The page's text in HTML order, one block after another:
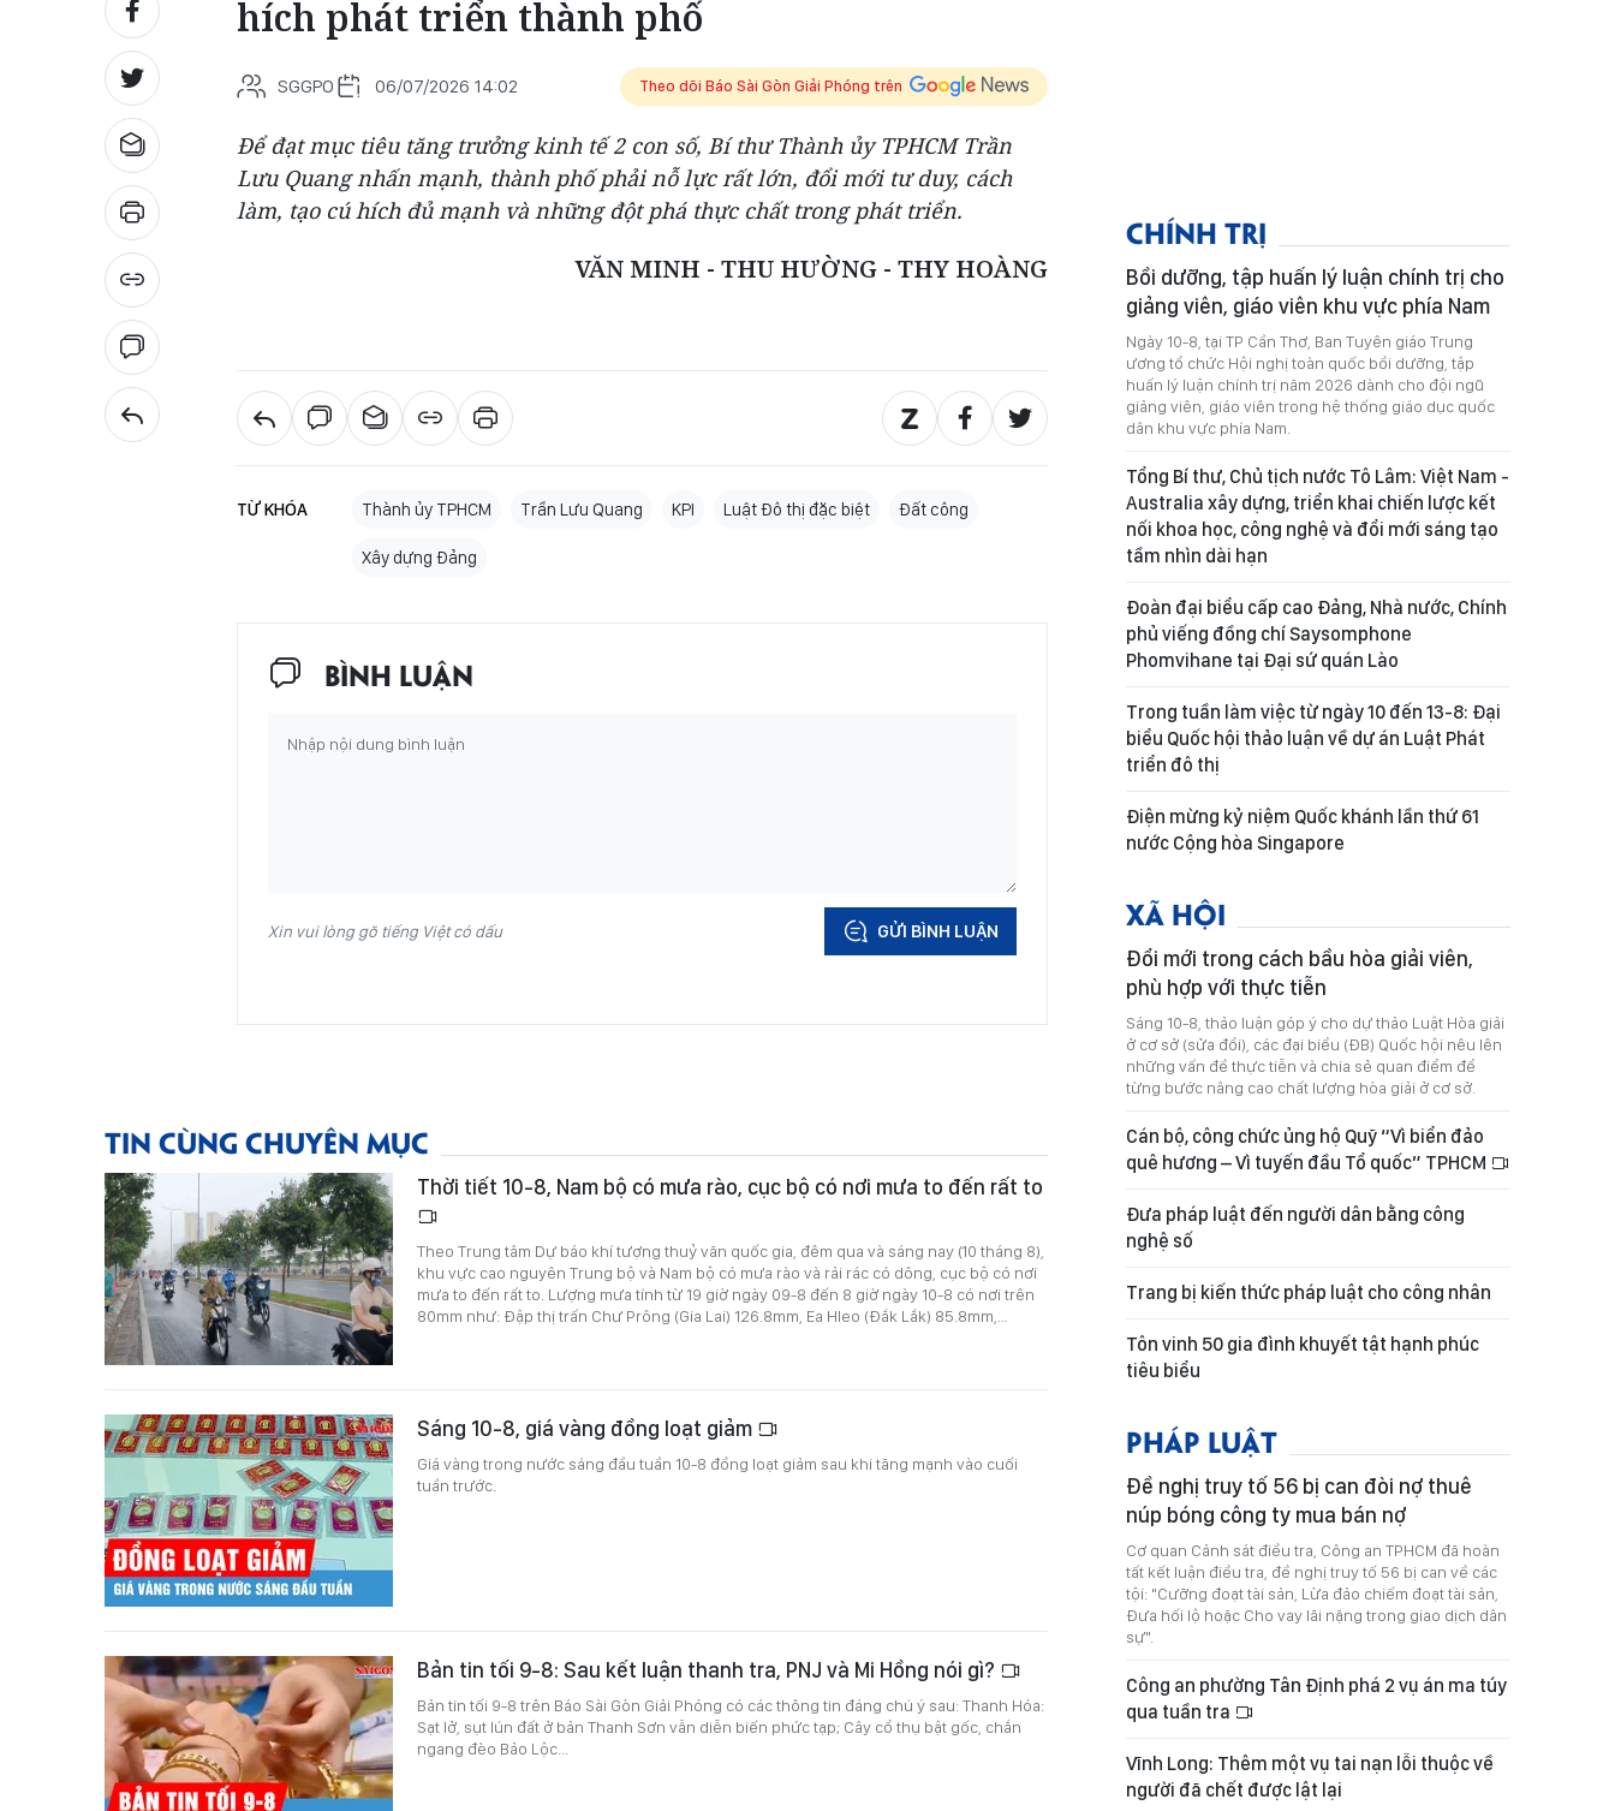
hích phát triển thành phố
SGGPO 06/07/2026 14:02 Theo dõi Báo Sài Gòn Giải Phóng trên
Để đạt mục tiêu tăng trưởng kinh tế 2 con số, Bí thư Thành ủy TPHCM Trần
Lưu Quang nhấn mạnh, thành phố phải nỗ lực rất lớn, đổi mới tư duy, cách
làm, tạo cú hích đủ mạnh và những đột phá thực chất trong phát triển.
VĂN MINH - THU HƯỜNG - THY HOÀNG
TỪ KHÓA Thành ủy TPHCM Trần Lưu Quang KPI Luật Đô thị đặc biệt Đất công
Xây dựng Đảng
BÌNH LUẬN
Xin vui lòng gõ tiếng Việt có dấu GỬI BÌNH LUẬN
TIN CÙNG CHUYÊN MỤC
Thời tiết 10-8, Nam bộ có mưa rào, cục bộ có nơi mưa to đến rất to
Theo Trung tâm Dự báo khí tượng thuỷ văn quốc gia, đêm qua và sáng nay (10 tháng 8),
khu vực cao nguyên Trung bộ và Nam bộ có mưa rào và rải rác có dông, cục bộ có nơi
mưa to đến rất to. Lượng mưa tính từ 19 giờ ngày 09-8 đến 8 giờ ngày 10-8 có nơi trên
80mm như: Đập thị trấn Chư Prông (Gia Lai) 126.8mm, Ea Hleo (Đắk Lắk) 85.8mm,…
Sáng 10-8, giá vàng đồng loạt giảm
Giá vàng trong nước sáng đầu tuần 10-8 đồng loạt giảm sau khi tăng mạnh vào cuối
tuần trước.
Bản tin tối 9-8: Sau kết luận thanh tra, PNJ và Mi Hồng nói gì?
Bản tin tối 9-8 trên Báo Sài Gòn Giải Phóng có các thông tin đáng chú ý sau: Thanh Hóa:
Sạt lở, sụt lún đất ở bản Thanh Sơn vẫn diễn biến phức tạp; Cây cổ thụ bật gốc, chắn
ngang đèo Bảo Lộc...
CHÍNH TRỊ
Bồi dưỡng, tập huấn lý luận chính trị cho
giảng viên, giáo viên khu vực phía Nam
Ngày 10-8, tại TP Cần Thơ, Ban Tuyên giáo Trung
ương tổ chức Hội nghị toàn quốc bồi dưỡng, tập
huấn lý luận chính trị năm 2026 dành cho đội ngũ
giảng viên, giáo viên trong hệ thống giáo dục quốc
dân khu vực phía Nam.
Tổng Bí thư, Chủ tịch nước Tô Lâm: Việt Nam -
Australia xây dựng, triển khai chiến lược kết
nối khoa học, công nghệ và đổi mới sáng tạo
tầm nhìn dài hạn
Đoàn đại biểu cấp cao Đảng, Nhà nước, Chính
phủ viếng đồng chí Saysomphone
Phomvihane tại Đại sứ quán Lào
Trong tuần làm việc từ ngày 10 đến 13-8: Đại
biểu Quốc hội thảo luận về dự án Luật Phát
triển đô thị
Điện mừng kỷ niệm Quốc khánh lần thứ 61
nước Cộng hòa Singapore
XÃ HỘI
Đổi mới trong cách bầu hòa giải viên,
phù hợp với thực tiễn
Sáng 10-8, thảo luận góp ý cho dự thảo Luật Hòa giải
ở cơ sở (sửa đổi), các đại biểu (ĐB) Quốc hội nêu lên
những vấn đề thực tiễn và chia sẻ quan điểm để
từng bước nâng cao chất lượng hòa giải ở cơ sở.
Cán bộ, công chức ủng hộ Quỹ “Vì biển đảo
quê hương – Vì tuyến đầu Tổ quốc” TPHCM
Đưa pháp luật đến người dân bằng công
nghệ số
Trang bị kiến thức pháp luật cho công nhân
Tôn vinh 50 gia đình khuyết tật hạnh phúc
tiêu biểu
PHÁP LUẬT
Đề nghị truy tố 56 bị can đòi nợ thuê
núp bóng công ty mua bán nợ
Cơ quan Cảnh sát điều tra, Công an TPHCM đã hoàn
tất kết luận điều tra, đề nghị truy tố 56 bị can về các
tội: "Cưỡng đoạt tài sản, Lừa đảo chiếm đoạt tài sản,
Đưa hối lộ hoặc Cho vay lãi nặng trong giao dịch dân
sự".
Công an phường Tân Định phá 2 vụ án ma túy
qua tuần tra
Vĩnh Long: Thêm một vụ tai nạn lỗi thuộc về
người đã chết được lật lại